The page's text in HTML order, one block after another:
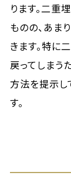
ります。二重
ものの、あま
きます。特に
戻ってしまう
方法を提示し
す。